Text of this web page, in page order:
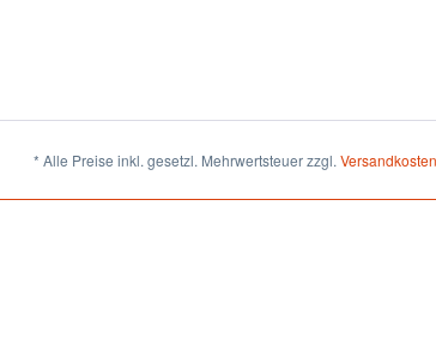
* Alle Preise inkl. gesetzl. Mehrwertsteuer zzgl.Versandkosten